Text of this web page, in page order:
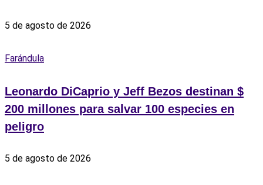
5 de agosto de 2026
Farándula
Leonardo DiCaprio y Jeff Bezos destinan $
200 millones para salvar 100 especies en
peligro
5 de agosto de 2026